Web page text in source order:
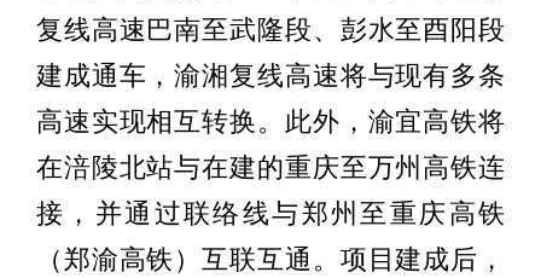
复线高速巴南至武隆段、彭水至酉阳段
建成通车，渝湘复线高速将与现有多条
高速实现相互转换。此外，渝宜高铁将
在涪陵北站与在建的重庆至万州高铁连
接，并通过联络线与郑州至重庆高铁
（郑渝高铁）互联互通。项目建成后，